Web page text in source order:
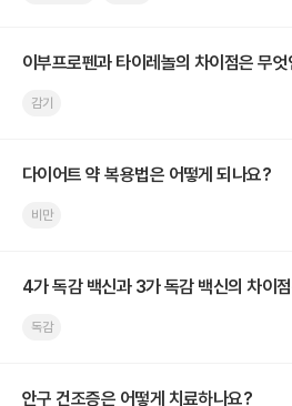
이부프로펜과 타이레놀의 차이점은 무
감기
다이어트 약 복용법은 어떻게 되나요?
비만
4가 독감 백신과 3가 독감 백신의 차이
독감
안구 건조증은 어떻게 치료하나요?